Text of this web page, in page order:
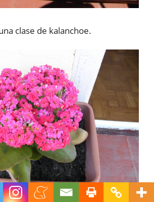
clase de kalanchoe.